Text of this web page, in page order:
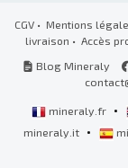
CGV • Mentions
livraison • Accès
Blog Mineraly
mineraly.fr •
mineraly.it •